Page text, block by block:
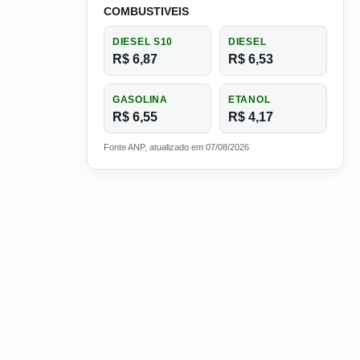
COMBUSTIVEIS
DIESEL S10
R$ 6,87
DIESEL
R$ 6,53
GASOLINA
R$ 6,55
ETANOL
R$ 4,17
Fonte ANP, atualizado em 07/08/2026